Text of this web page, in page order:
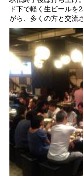
ド下で軽く生ビールを
がら、多くの方と交流